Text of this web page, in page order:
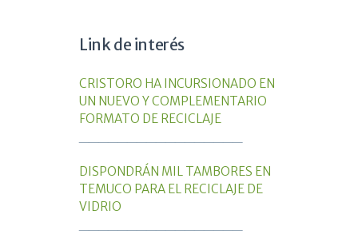
Link de interés
CRISTORO HA INCURSIONADO EN
UN NUEVO Y COMPLEMENTARIO
FORMATO DE RECICLAJE
DISPONDRÁN MIL TAMBORES EN
TEMUCO PARA EL RECICLAJE DE
VIDRIO